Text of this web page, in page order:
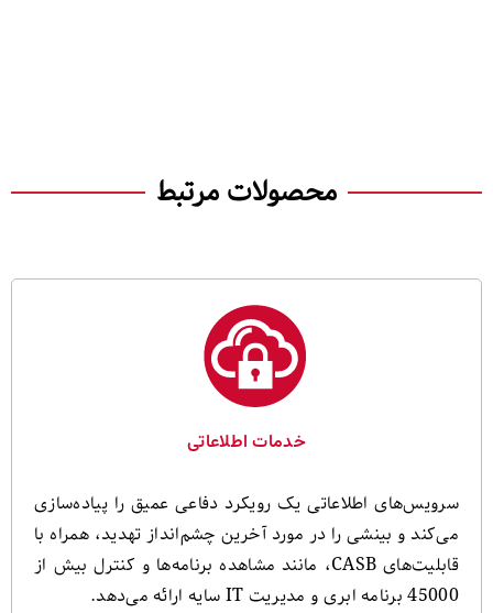
محصولات مرتبط
خدمات اطلاعاتی
سرویس‌های اطلاعاتی یک رویکرد دفاعی عمیق را پیاده‌سازی
می‌کند و بینشی را در مورد آخرین چشم‌انداز تهدید، همراه با
قابلیت‌های CASB، مانند مشاهده برنامه‌ها و کنترل بیش از
45000 برنامه ابری و مدیریت IT سایه ارائه می‌دهد.